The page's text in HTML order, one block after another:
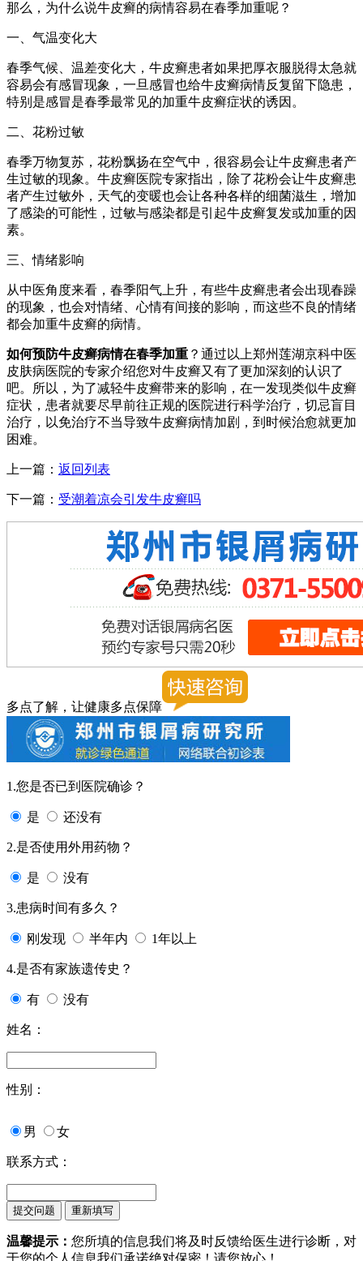
那么，为什么说牛皮癣的病情容易在春季加重呢？
一、气温变化大
春季气候、温差变化大，牛皮癣患者如果把厚衣服脱得太急就
容易会有感冒现象，一旦感冒也给牛皮癣病情反复留下隐患，
特别是感冒是春季最常见的加重牛皮癣症状的诱因。
二、花粉过敏
春季万物复苏，花粉飘扬在空气中，很容易会让牛皮癣患者产
生过敏的现象。牛皮癣医院专家指出，除了花粉会让牛皮癣患
者产生过敏外，天气的变暖也会让各种各样的细菌滋生，增加
了感染的可能性，过敏与感染都是引起牛皮癣复发或加重的因
素。
三、情绪影响
从中医角度来看，春季阳气上升，有些牛皮癣患者会出现春躁
的现象，也会对情绪、心情有间接的影响，而这些不良的情绪
都会加重牛皮癣的病情。
如何预防牛皮癣病情在春季加重 ？通过以上郑州莲湖京科中医
皮肤病医院的专家介绍您对牛皮癣又有了更加深刻的认识了
吧。所以，为了减轻牛皮癣带来的影响，在一发现类似牛皮癣
症状，患者就要尽早前往正规的医院进行科学治疗，切忌盲目
治疗，以免治疗不当导致牛皮癣病情加剧，到时候治愈就更加
困难。
上一篇： 返回列表
下一篇： 受潮着凉会引发牛皮癣吗
多点了解，让健康多点保障
1.您是否已到医院确诊？
是 还没有
2.是否使用外用药物？
是 没有
3.患病时间有多久？
刚发现 半年内 1年以上
4.是否有家族遗传史？
有 没有
姓名：
性别：
男 女
联系方式：
温馨提示： 您所填的信息我们将及时反馈给医生进行诊断，对